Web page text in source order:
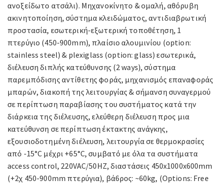
ανοξείδωτο ατσάλι). Mηχανοκίνητο & ομαλή, αθόρυβη
ακινητοποίηση, σύστημα κλειδώματος, αντιδιαβρωτική
προστασία, εσωτερική-εξωτερική τοποθέτηση, 1
πτερύγιο (450-900mm), πλαίσιο αλουμινίου (option:
stainless steel) & plexiglass (option: glass) εσωτερικά,
διέλευση διπλής κατεύθυνσης (2 ways), σύστημα
παρεμπόδισης αντίθετης φοράς, μηχανισμός επαναφοράς
μπαρών, διακοπή της λειτουργίας & σήμανση συναγερμού
σε περίπτωση παραβίασης του συστήματος κατά την
διάρκεια της διέλευσης, ελεύθερη διέλευση προς μια
κατεύθυνση σε περίπτωση έκτακτης ανάγκης,
εξουσιοδοτημένη διέλευση, λειτουργία σε θερμοκρασίες
από -15°C μέχρι +65°C, συμβατό με όλα τα συστήματα
access control, 220VAC/50HZ, διαστάσεις 450x1000x600mm
(+2χ 450-900mm πτερύγια), βά6ρος: ~60kg, (Options: Free